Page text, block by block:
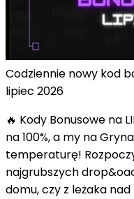
Codziennie nowy kod
lipiec 2026
🔥 Kody Bonusowe na
na 100%, a my na
temperaturę!
najgrubszych
domu, czy z leżaka